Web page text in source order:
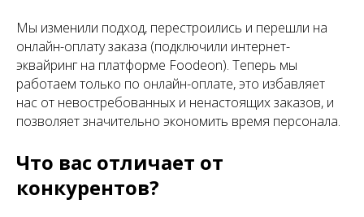
Мы изменили подход, перестроились и перешли на
онлайн-оплату заказа (подключили интернет-
эквайринг на платформе Foodeon). Теперь мы
работаем только по онлайн-оплате, это избавляет
нас от невостребованных и ненастоящих заказов, и
позволяет значительно экономить время персонала.
Что вас отличает от
конкурентов?